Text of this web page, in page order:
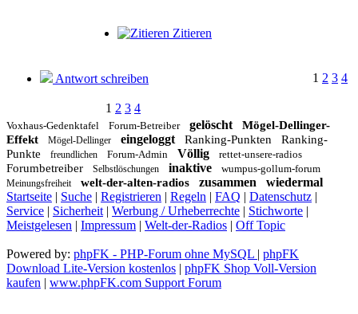
Zitieren
Antwort schreiben 1 2 3 4
1 2 3 4
Voxhaus-Gedenktafel Forum-Betreiber gelöscht
Mögel-Dellinger-
Effekt
Mögel-Dellinger eingeloggt Ranking-Punkten
Ranking-
Punkte
freundlichen Forum-Admin Völlig rettet-unsere-radios
Forumbetreiber Selbstlöschungen inaktive wumpus-gollum-forum
Meinungsfreiheit welt-der-alten-radios zusammen
wiedermal
Startseite | Suche | Registrieren | Regeln | FAQ | Datenschutz |
Service | Sicherheit | Werbung / Urheberrechte | Stichworte |
Meistgelesen | Impressum | Welt-der-Radios | Off Topic
Powered by: phpFK - PHP-Forum ohne MySQL | phpFK
Download Lite-Version kostenlos | phpFK Shop Voll-Version
kaufen | www.phpFK.com Support Forum